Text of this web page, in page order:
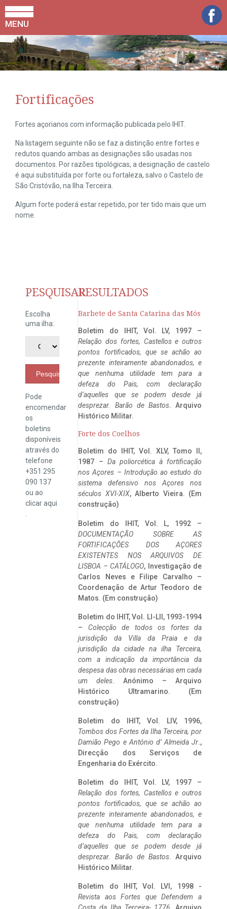
MENU
Fortificações
Fortes açorianos com informação publicada pelo IHIT.
Na listagem seguinte não se faz a distinção entre fortes e
redutos quando ambas as designações são usadas nos
documentos. Por razões tipológicas, a designação de castelo
é aqui substituída por forte ou fortaleza, salvo o Castelo de
São Cristóvão, na Ilha Terceira.
Algum forte poderá estar repetido, por ter tido mais que um
nome.
PESQUISAR
Escolha
uma ilha:
Pesquisar
Pode
encomendar
os
boletins
disponíveis
através do
telefone
+351 295
090 137
ou ao
clicaraqui
RESULTADOS
Barbete de Santa Catarina das Mós
Boletim do IHIT, Vol. LV, 1997 –
Relação dos fortes, Castellos e outros
pontos fortificados, que se achão ao
prezente inteiramente abandonados, e
que nenhuma utilidade tem para a
defeza do Pais, com declaração
d’aquelles que se podem desde já
desprezar. Barão de Bastos. Arquivo
Histórico Militar.
Forte dos Coelhos
Boletim do IHIT, Vol. XLV, Tomo II,
1987 – Da poliorcética à fortificação
nos Açores – Introdução ao estudo do
sistema defensivo nos Açores nos
séculos XVI-XIX, Alberto Vieira. (Em
construção)
Boletim do IHIT, Vol. L, 1992 –
DOCUMENTAÇÃO SOBRE AS
FORTIFICAÇÕES DOS AÇORES
EXISTENTES NOS ARQUIVOS DE
LISBOA – CATÁLOGO, Investigação de
Carlos Neves e Filipe Carvalho –
Coordenação de Artur Teodoro de
Matos. (Em construção)
Boletim do IHIT, Vol. LI-LII, 1993-1994
– Colecção de todos os fortes da
jurisdição da Villa da Praia e da
jurisdição da cidade na ilha Terceira,
com a indicação da importância da
despesa das obras necessárias em cada
um deles. Anónimo – Arquivo
Histórico Ultramarino. (Em
construção)
Boletim do IHIT, Vol. LIV, 1996,
Tombos dos Fortes da Ilha Terceira, por
Damião Pego e António d’ Almeida Jr.,
Direcção dos Serviços de
Engenharia do Exército.
Boletim do IHIT, Vol. LV, 1997 –
Relação dos fortes, Castellos e outros
pontos fortificados, que se achão ao
prezente inteiramente abandonados, e
que nenhuma utilidade tem para a
defeza do Pais, com declaração
d’aquelles que se podem desde já
desprezar. Barão de Bastos. Arquivo
Histórico Militar.
Boletim do IHIT, Vol. LVI, 1998 -
Revista aos Fortes que Defendem a